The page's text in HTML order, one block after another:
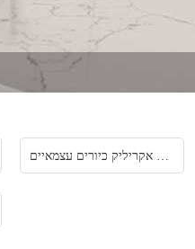
כיור מעמד מוצק אקריליק כיורים עצמאיים